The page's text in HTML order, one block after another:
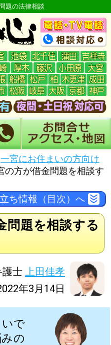
題の法律相談
一宮にお住まいの方向け
の方が借金問題を相談す
ち情報（目次）へ
問題を相談する
護士 上田佳孝
年3月14日
で
の